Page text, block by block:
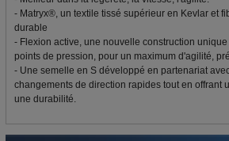
- Matryx®, un textile tissé supérieur en Kevlar et
durable
- Flexion active, une nouvelle construction
points de pression, pour un maximum d'agilité,
- Une semelle en S développé en partenariat
changements de direction rapides tout en offrant
une durabilité.